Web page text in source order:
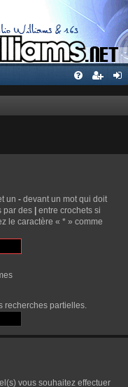
un - devant un mot qui doit
par des | entre crochets si
le caractère « * » comme
recherches partielles.
vous souhaitez effectuer